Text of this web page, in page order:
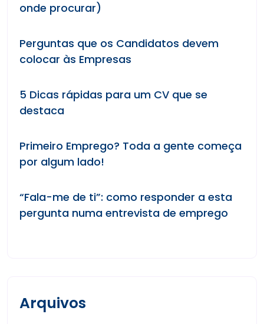
onde procurar)
Perguntas que os Candidatos devem
colocar às Empresas
5 Dicas rápidas para um CV que se
destaca
Primeiro Emprego? Toda a gente começa
por algum lado!
“Fala-me de ti”: como responder a esta
pergunta numa entrevista de emprego
Arquivos